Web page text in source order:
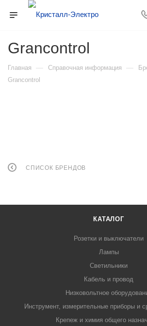
Grancontrol
Главная — Справочная информация —
Grancontrol
СПИСОК БРЕНДОВ
КАТАЛОГ
Розетки и выключатели
Лампы
Светильники
Кабель и провод
Низковольтное
Инструмент, измерительные приборы и
Крепеж и химия общего